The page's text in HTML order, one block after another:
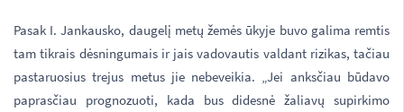
Pasak I. Jankausko, daugelį metų žemės ūkyje buvo galima remtis
tam tikrais dėsningumais ir jais vadovautis valdant rizikas, tačiau
pastaruosius trejus metus jie nebeveikia. „Jei anksčiau būdavo
paprasčiau prognozuoti, kada bus didesnė žaliavų supirkimo